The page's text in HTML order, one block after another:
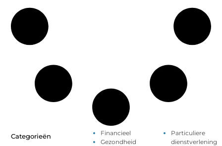
Categorieën
Financieel
Gezondheid
Particuliere
dienstverlening